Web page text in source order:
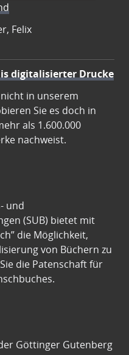
Felix
digitalisierter Drucke
in unserem
Sie es doch in
als 1.600.000
nachweist.
und
(SUB) bietet mit
die Möglichkeit,
von Büchern zu
die Patenschaft für
Göttinger Gutenberg